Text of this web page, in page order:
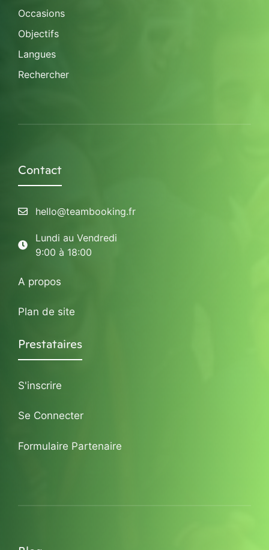
Occasions
Objectifs
Langues
Rechercher
Contact
hello@teambooking.fr
Lundi au Vendredi
9:00 à 18:00
A propos
Plan de site
Prestataires
S'inscrire
Se Connecter
Formulaire Partenaire